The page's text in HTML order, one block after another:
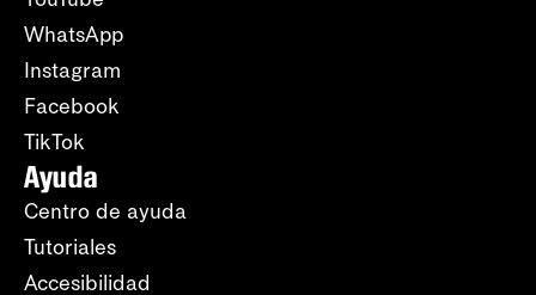
WhatsApp
Instagram
Facebook
TikTok
Ayuda
Centro de ayuda
Tutoriales
Accesibilidad